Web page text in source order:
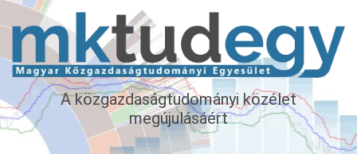
A közgazdaságtudományi közélet
megújulásáért